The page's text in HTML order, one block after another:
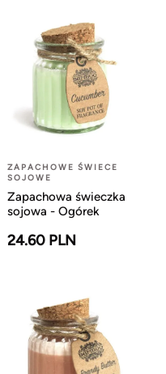
ZAPACHOWE ŚWIECE
SOJOWE
Zapachowa świeczka
sojowa - Ogórek
24.60 PLN